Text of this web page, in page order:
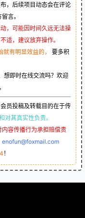
，后续项目动态会在评论
言。
，可能因时间久远无法操
适，建议放弃操作。
有明显效益的，
要多积
想即时在线交流吗？欢迎
员投稿及转载目的在于传
对其真实性负责。
内容传播行为承担赔偿责
enofun@foxmail.com
！